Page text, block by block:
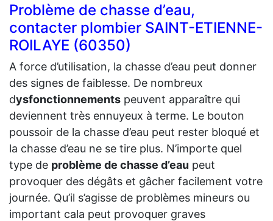
Problème de chasse d’eau,
contacter plombier SAINT-ETIENNE-
ROILAYE (60350)
A force d’utilisation, la chasse d’eau peut donner
des signes de faiblesse. De nombreux
dysfonctionnements peuvent apparaître qui
deviennent très ennuyeux à terme. Le bouton
poussoir de la chasse d’eau peut rester bloqué et
la chasse d’eau ne se tire plus. N’importe quel
type de problème de chasse d’eau peut
provoquer des dégâts et gâcher facilement votre
journée. Qu’il s’agisse de problèmes mineurs ou
important cala peut provoquer graves